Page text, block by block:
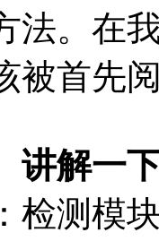
法。在
被首
讲解一
测模块